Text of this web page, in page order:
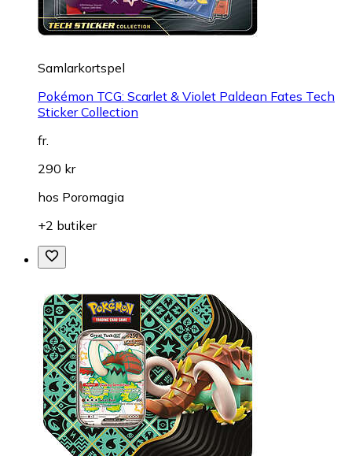
Samlarkortspel
Pokémon TCG: Scarlet & Violet Paldean Fates Tech
Sticker Collection
fr.
290 kr
hos Poromagia
+2 butiker